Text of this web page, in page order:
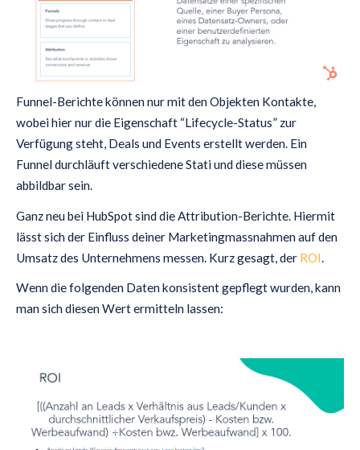
Funnel-Berichte können nur mit den Objekten Kontakte,
wobei hier nur die Eigenschaft “Lifecycle-Status” zur
Verfügung steht, Deals und Events erstellt werden. Ein
Funnel durchläuft verschiedene Stati und diese müssen
abbildbar sein.
Ganz neu bei HubSpot sind die Attribution-Berichte. Hiermit
lässt sich der Einfluss deiner Marketingmassnahmen auf den
Umsatz des Unternehmens messen. Kurz gesagt, der ROI
Wenn die folgenden Daten konsistent gepflegt wurden, kann
man sich diesen Wert ermitteln lassen: